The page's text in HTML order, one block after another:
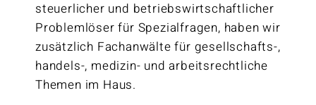
steuerlicher und betriebs­wirtschaft­licher
Problem­löser für Spezial­fragen, haben wir
zusätzlich Fach­anwälte für gesellschafts-,
handels-, medizin- und arbeitsrechtliche
Themen im Haus.